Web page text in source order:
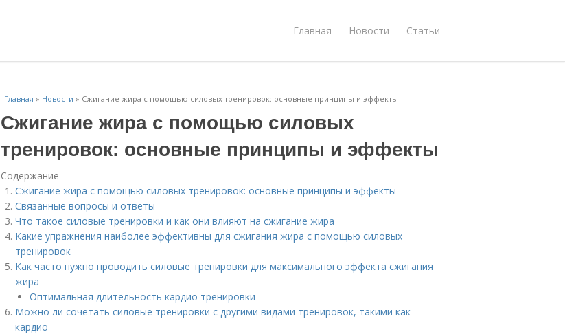
Главная Новости Статьи
Главная » Новости » Сжигание жира с помощью силовых тренировок: основные принципы и эффекты
Сжигание жира с помощью силовых
тренировок: основные принципы и эффекты
Содержание
Сжигание жира с помощью силовых тренировок: основные принципы и эффекты
Связанные вопросы и ответы
Что такое силовые тренировки и как они влияют на сжигание жира
Какие упражнения наиболее эффективны для сжигания жира с помощью силовых
тренировок
Как часто нужно проводить силовые тренировки для максимального эффекта сжигания
жира
Оптимальная длительность кардио тренировки
Можно ли сочетать силовые тренировки с другими видами тренировок, такими как
кардио